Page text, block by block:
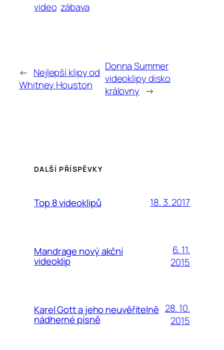
video zábava
← Nejlepší klipy od
Whitney Houston
Donna Summer
videoklipy disko
královny →
DALŠÍ PŘÍSPĚVKY
Top 8 videoklipů 18. 3. 2017
Mandrage nový akční
videoklip
6. 11.
2015
Karel Gott a jeho neuvěřitelně
nádherné písně
28. 10.
2015